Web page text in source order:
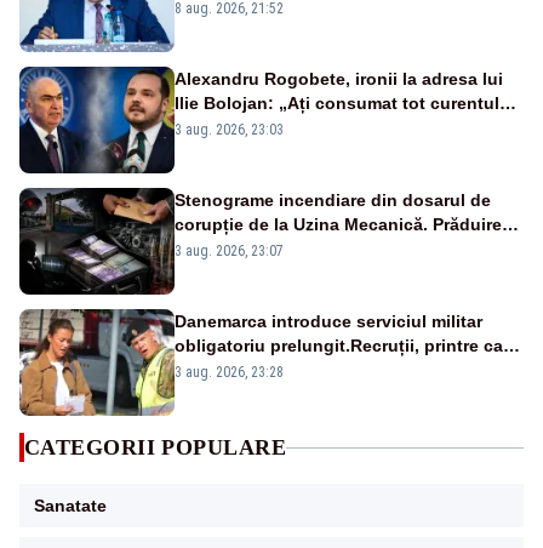
vedem dacă ciobanii vor fi despăgubiți”
8 aug. 2026, 21:52
Alexandru Rogobete, ironii la adresa lui
Ilie Bolojan: „Ați consumat tot curentul
urmărind șobolani imaginari”
3 aug. 2026, 23:03
Stenograme incendiare din dosarul de
corupție de la Uzina Mecanică. Prăduirea
banilor din programul SAFE, interceptată
3 aug. 2026, 23:07
Danemarca introduce serviciul militar
obligatoriu prelungit.Recruții, printre care
și prințesa Isabella, vor face 11 luni de
3 aug. 2026, 23:28
CATEGORII POPULARE
Sanatate